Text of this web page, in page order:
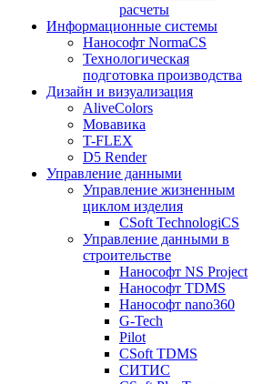
расчеты
Информационные системы
Нанософт NormaCS
Технологическая
подготовка производства
Дизайн и визуализация
AliveColors
Мовавика
T-FLEX
D5 Render
Управление данными
Управление жизненным
циклом изделия
CSoft TechnologiCS
Управление данными в
строительстве
Нанософт NS Project
Нанософт TDMS
Нанософт nano360
G-Tech
Pilot
CSoft TDMS
СИТИС